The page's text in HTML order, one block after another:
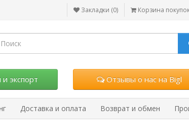
Закладки (0) Корзина
экспорт Отзывы о нас на Bigl
Доставка и оплата Возврат и обмен